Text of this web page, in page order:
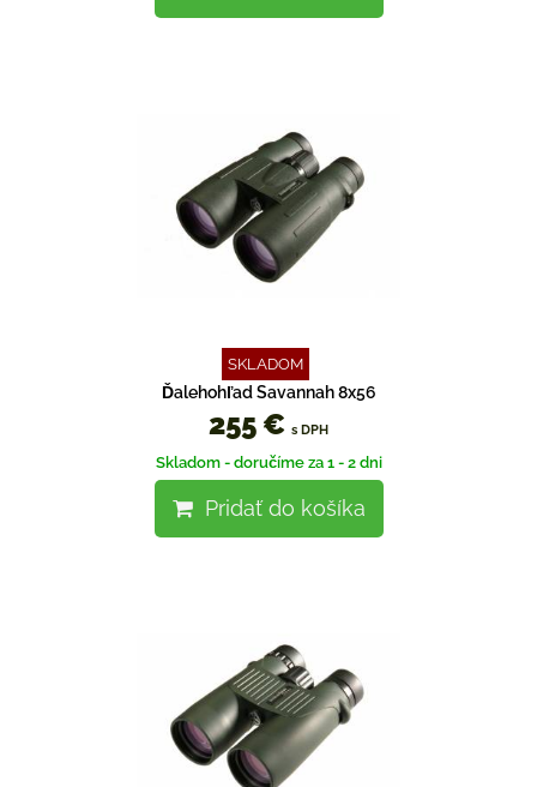
SKLADOM
Ďalehohľad Savannah 8x56
255 € s DPH
Skladom - doručíme za 1 - 2 dni
Pridať do košíka